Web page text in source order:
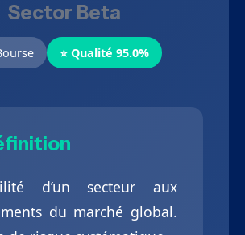
Sector Beta
⭐ Qualité 95.0%
d’un secteur aux
du marché global.